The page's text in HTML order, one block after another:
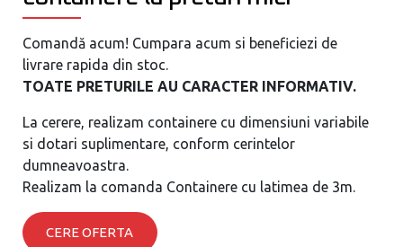
Comandă acum! Cumpara acum si beneficiezi de
livrare rapida din stoc.
TOATE PRETURILE AU CARACTER INFORMATIV.
La cerere, realizam containere cu dimensiuni variabile
si dotari suplimentare, conform cerintelor
dumneavoastra.
Realizam la comanda Containere cu latimea de 3m.
CERE OFERTA